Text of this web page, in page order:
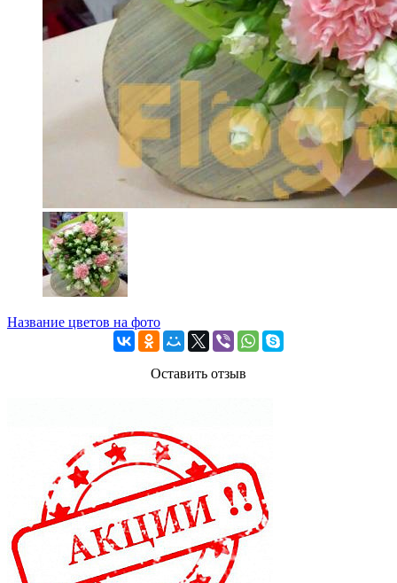
Название цветов на фото
Оставить отзыв